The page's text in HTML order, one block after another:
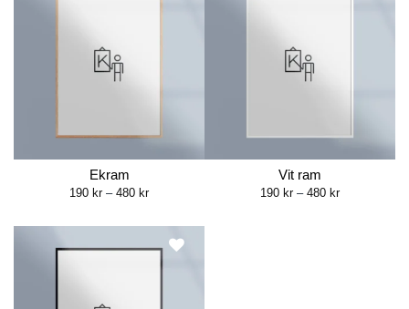
Ekram
190 kr – 480 krPrice
through
480 kr
Vit ram
190 kr – 480 krPrice